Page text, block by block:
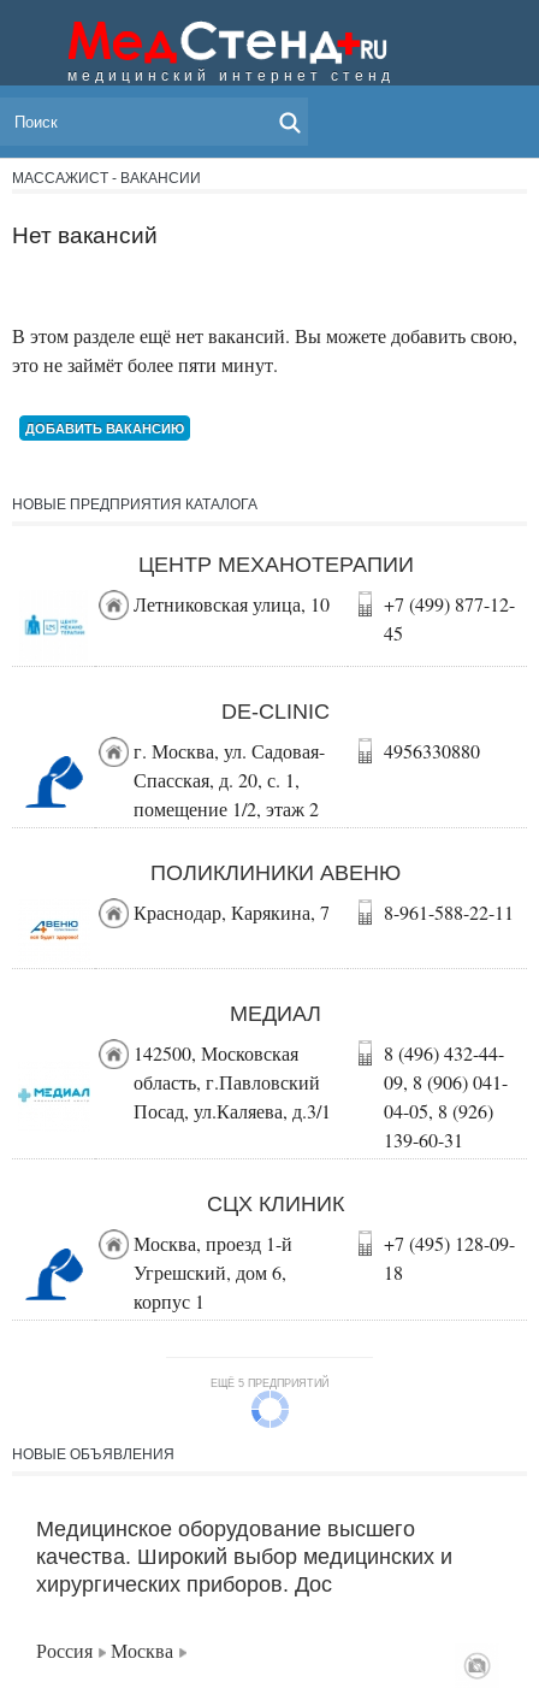
медицинский интернет стенд
МАССАЖИСТ - ВАКАНСИИ
Нет вакансий
В этом разделе ещё нет вакансий. Вы можете добавить свою,
это не займёт более пяти минут.
ДОБАВИТЬ ВАКАНСИЮ
НОВЫЕ ПРЕДПРИЯТИЯ КАТАЛОГА
ЦЕНТР МЕХАНОТЕРАПИИ
Летниковская улица, 10
+7 (499) 877-12-
45
DE-CLINIC
г. Москва, ул. Садовая-
Спасская, д. 20, с. 1,
помещение 1/2, этаж 2
4956330880
ПОЛИКЛИНИКИ АВЕНЮ
Краснодар, Карякина, 7 8-961-588-22-11
МЕДИАЛ
142500, Московская
область, г.Павловский
Посад, ул.Каляева, д.3/1
8 (496) 432-44-
09, 8 (906) 041-
04-05, 8 (926)
139-60-31
СЦХ КЛИНИК
Москва, проезд 1-й
Угрешский, дом 6,
корпус 1
+7 (495) 128-09-
18
ЕЩЁ 5 ПРЕДПРИЯТИЙ
НОВЫЕ ОБЪЯВЛЕНИЯ
Медицинское оборудование высшего
качества. Широкий выбор медицинских и
хирургических приборов. Дос
Россия Москва